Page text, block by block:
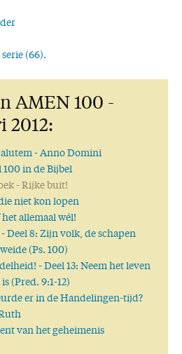
(66).
DEUR
- 2
van de HEERE
bede tot de Herder van Israël
Koninkrijk der hemelen
van Paulus aan Titus
AMEN 100 -
2012:
- Anno Domini
100 in de Bijbel
- Rijke buit!
niet kon lopen
allemaal wél!
- Deel 8: Zijn volk, de schapen
(Ps. 100)
- Deel 13: Neem het leven
(Pred. 9:1-12)
er in de Handelingen-tijd?
van het geheimenis